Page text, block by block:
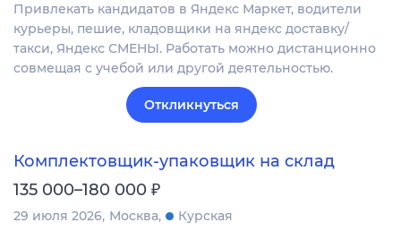
Привлекать кандидатов в Яндекс Маркет, водители
курьеры, пешие, кладовщики на яндекс доставку/
такси, Яндекс СМЕНЫ. Работать можно дистанционно
совмещая с учебой или другой деятельностью.
Откликнуться
Комплектовщик-упаковщик на склад
135 000–180 000 ₽
29 июля 2026 Москва
Курская